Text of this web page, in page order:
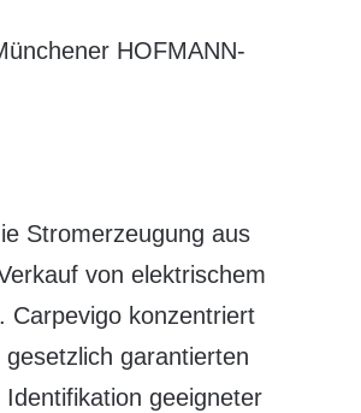
HOFMANN-
Stromerzeugung aus
von elektrischem
Carpevigo konzentriert
garantierten
geeigneter